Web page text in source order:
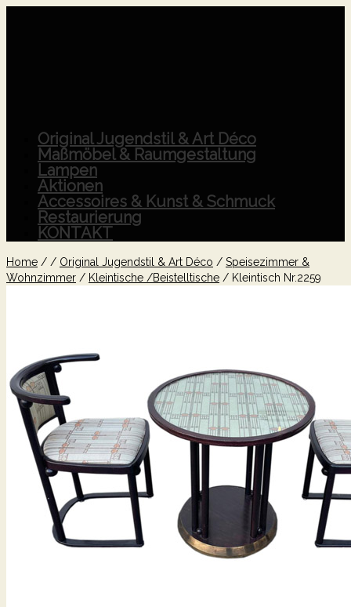
Original Jugendstil & Art Déco
Maßmöbel & Raumgestaltung
Lampen
Aktionen
Accessoires & Kunst & Schmuck
Restaurierung
KONTAKT
Home / / Original Jugendstil & Art Déco / Speisezimmer &
Wohnzimmer / Kleintische /Beistelltische / Kleintisch Nr.2259